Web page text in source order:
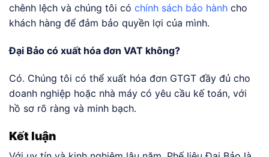
chênh lệch và chúng tôi có chính sách bảo hành cho
khách hàng để đảm bảo quyền lợi của mình.
Đại Bảo có xuất hóa đơn VAT không?
Có. Chúng tôi có thể xuất hóa đơn GTGT đầy đủ cho
doanh nghiệp hoặc nhà máy có yêu cầu kế toán, với
hồ sơ rõ ràng và minh bạch.
Kết luận